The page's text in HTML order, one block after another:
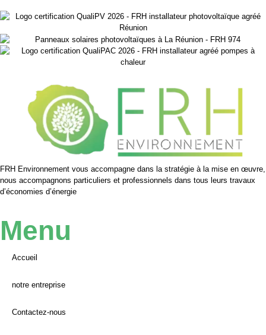
FRH Environnement vous accompagne dans la stratégie à la mise en œuvre,
nous accompagnons particuliers et professionnels dans tous leurs travaux
d’économies d’énergie
Menu
Accueil
notre entreprise
Contactez-nous